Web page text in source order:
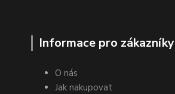
Informace pro zákazníky
O nás
Jak nakupovat